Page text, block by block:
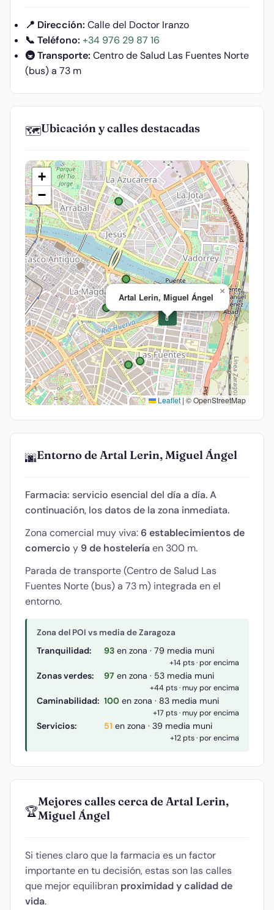
📍 Dirección: Calle del Doctor Iranzo
📞 Teléfono: +34 976 29 87 16
🚇 Transporte: Centro de Salud Las Fuentes Norte
(bus) a 73 m
🗺️Ubicación y calles destacadas
💊
Artal Lerin, Miguel Ángel
×
+
−
Leaflet | © OpenStreetMap
🌆Entorno de Artal Lerin, Miguel Ángel
Farmacia: servicio esencial del día a día. A
continuación, los datos de la zona inmediata.
Zona comercial muy viva:6 establecimientos de
comercio y 9 de hosteleríaen 300 m.
Parada de transporte (Centro de Salud Las
Fuentes Norte (bus) a 73 m) integrada en el
entorno.
Zona del POI vs media de Zaragoza
Tranquilidad: 93 en zona · 79 media muni
+14 pts · por encima
Zonas verdes: 97 en zona · 53 media muni
+44 pts · muy por encima
Caminabilidad: 100 en zona · 83 media muni
+17 pts · muy por encima
Servicios: 51 en zona · 39 media muni
+12 pts · por encima
🏆
Mejores calles cerca de Artal Lerin,
Miguel Ángel
Si tienes claro que la farmacia es un factor
importante en tu decisión, estas son las calles
que mejor equilibran proximidad y calidad de
vida.